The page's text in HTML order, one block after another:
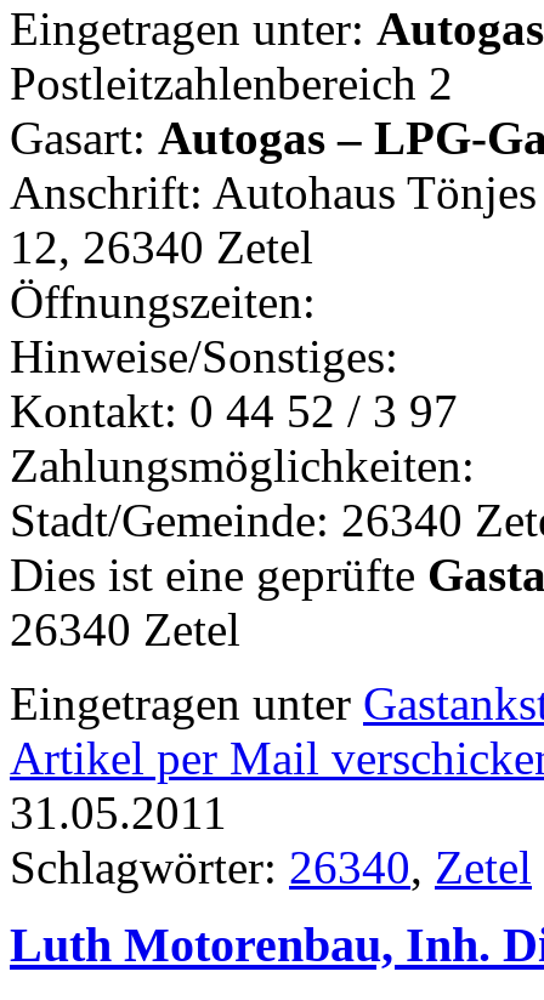
Eingetragen unter:
Postleitzahlenbereich 2
Gasart: Autogas – LPG-
Anschrift: Autohaus
12, 26340 Zetel
Öffnungszeiten:
Hinweise/Sonstiges:
Kontakt: 0 44 52 / 3 97
Zahlungsmöglichkeiten:
Stadt/Gemeinde: 26340
Dies ist eine geprüfte
26340 Zetel
Eingetragen unter
Artikel per Mail
31.05.2011
Schlagwörter: 26340, Zetel
Luth Motorenbau, Inh.